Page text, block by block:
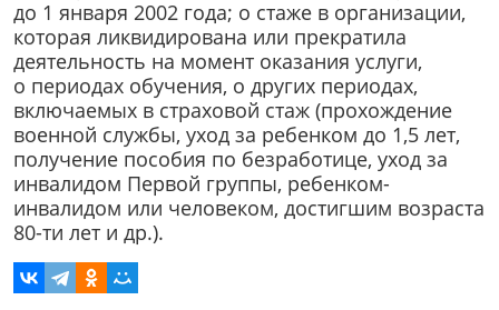
до 1 января 2002 года; о стаже в организации,
которая ликвидирована или прекратила
деятельность на момент оказания услуги,
о периодах обучения, о других периодах,
включаемых в страховой стаж (прохождение
военной службы, уход за ребенком до 1,5 лет,
получение пособия по безработице, уход за
инвалидом Первой группы, ребенком-
инвалидом или человеком, достигшим возраста
80-ти лет и др.).